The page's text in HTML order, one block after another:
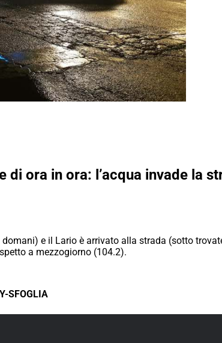
ora in ora: l’acqua invade la
e il Lario è arrivato alla strada (sotto
a mezzogiorno (104.2).
SFOGLIA